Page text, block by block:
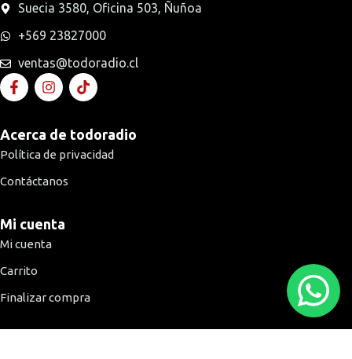
Suecia 3580, Oficina 503, Ñuñoa
+569 23827000
ventas@todoradio.cl
Acerca de todoradio
Política de privacidad
Contáctanos
Mi cuenta
Mi cuenta
Carrito
Finalizar compra